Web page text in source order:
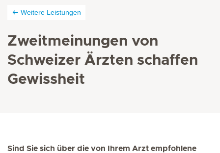
Weitere Leistungen
Zweitmeinungen von
Schweizer Ärzten schaffen
Gewissheit
Sind Sie sich über die von Ihrem Arzt empfohlene